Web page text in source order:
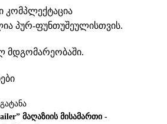
კომპლექტაცია
პურ-ფუნთუშეულისთვის.
მდგომარეობაში.
მაღაზიის მისამართი -